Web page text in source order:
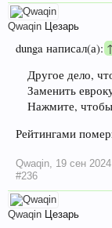
Qwaqin Цезарь
dunga написал(а):↑
Другое дело,
Заменить
Нажмите,
Рейтингами
Qwaqin, 19 сен 2024
#236
Qwaqin Цезарь